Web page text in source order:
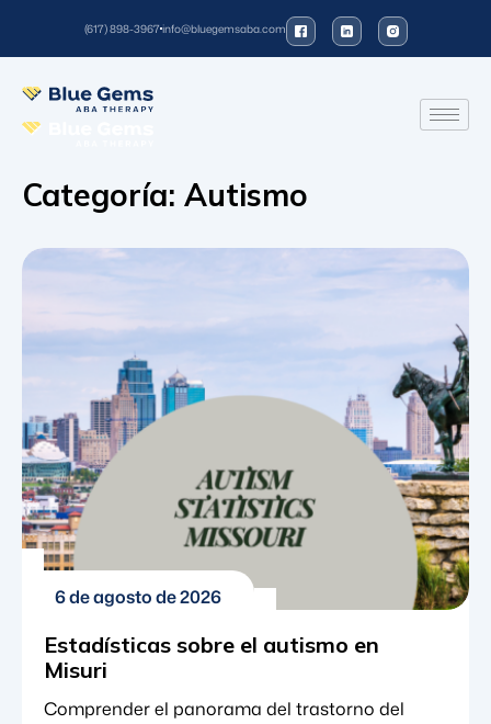
(617) 898-3967info@bluegemsaba.com
Categoría: Autismo
6 de agosto de 2026
Estadísticas sobre el autismo en
Misuri
Comprender el panorama del trastorno del